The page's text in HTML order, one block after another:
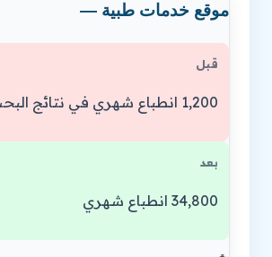
موقع خدمات طبية —
قبل
1,200 انطباع شهري في نتائج البحث
بعد
34,800 انطباع شهري